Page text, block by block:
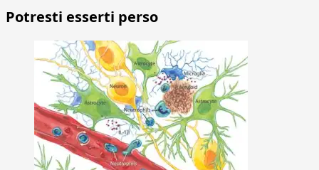
Potresti esserti perso